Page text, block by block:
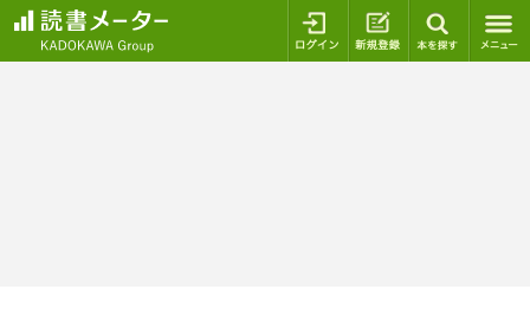
ログイン 新規登録